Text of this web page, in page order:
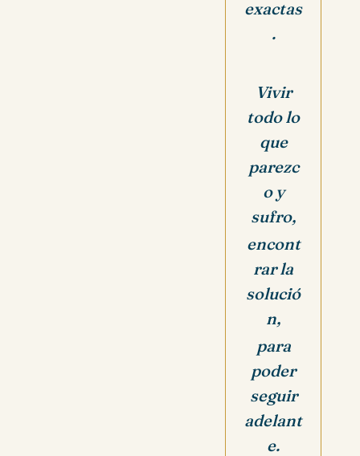
exactas
.
Vivir
todo lo
que
parezc
o y
sufro,
encont
rar la
solució
n,
para
poder
seguir
adelant
e.